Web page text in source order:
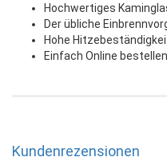
Hochwertiges
Der übliche
Hohe
Einfach Online bestellen
Kundenrezensionen